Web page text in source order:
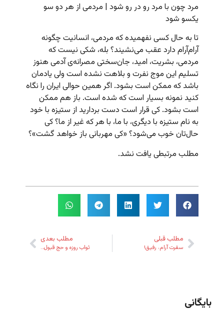
مرد چون با مرد رو در رو شود | مردمی از هر دو سو
یکسو شود
تا به حال کسی نفهمیده که مردمی، انسانیت چگونه
آرام‌آرام دارد عقب می‌نشیند؟ بله، شکی نیست که
مردمی، بشریت، امید، جان‌سختی مصرانه‌ی آدمی هنوز
تسلیم این موج نفرت و بلاهت نشده است ولی یادمان
باشد که ممکن است بشود. اگر همین حوالی ایران را نگاه
کنید نمونه بسیار است که شده است. باز هم ممکن
است بشود. کی قرار است دست بردارید از ستیزه با خود
به نام ستیزه با دیگری، با ما، با هر که غیر از ما؟ کی
حال‌تان خوب می‌شود؟ «کی مهربانی باز خواهد گشت»؟
مطلب مرتبطی یافت نشد.
مطلب قبلی
سفرت آرام، رفیق!
مطلب بعدی
ثواب روزه و حج قبول…
بایگانی